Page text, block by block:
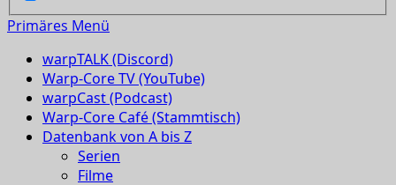
Primäres Menü
warpTALK (Discord)
Warp-Core TV (YouTube)
warpCast (Podcast)
Warp-Core Café (Stammtisch)
Datenbank von A bis Z
Serien
Filme